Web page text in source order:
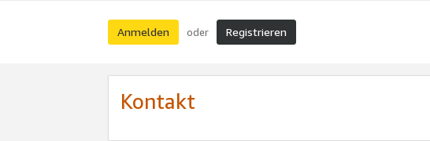
Anmelden oder Registrieren
Kontakt